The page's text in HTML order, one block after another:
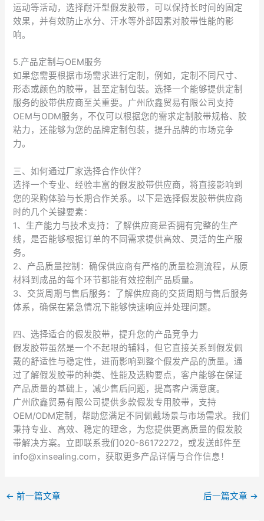
运动等活动，选择耐汗型假发胶带，可以保持长时间的固定
效果，并有效防止水分、汗水等外部因素对胶带性能的影
响。
5.产品定制与OEM服务
如果您需要根据市场需求进行定制，例如，定制不同尺寸、
形态或颜色的胶带，甚至定制包装。选择一个能够提供定制
服务的胶带供应商至关重要。广州欣鑫贸易有限公司支持
OEM与ODM服务，不仅可以根据您的需求定制胶带规格、胶
粘力，还能够为您的品牌定制包装，提升品牌的市场竞争
力。
三、如何通过厂家选择合作伙伴？
选择一个专业、经验丰富的假发胶带供应商，将直接影响到
您的采购体验与长期合作关系。以下是选择假发胶带供应商
时的几个关键要素：
1、生产能力与技术支持：了解供应商是否拥有完整的生产
线，是否能够根据订单的不同需求提供高效、灵活的生产服
务。
2、产品质量控制：确保供应商有严格的质量检测流程，从原
材料到成品的每个环节都能有效控制产品质量。
3、交货周期与售后服务：了解供应商的交货周期与售后服务
体系，确保在紧急情况下能够快速响应并处理问题。
四、选择适合的假发胶带，提升您的产品竞争力
假发胶带虽然是一个不起眼的辅料，但它直接关系到假发佩
戴的舒适性与稳定性，进而影响到整个假发产品的质量。通
过了解假发胶带的种类、性能及选购要点，客户能够在保证
产品质量的基础上，减少售后问题，提高客户满意度。
广州欣鑫贸易有限公司提供多款假发专用胶带，支持
OEM/ODM定制，帮助您满足不同佩戴场景与市场需求。我们
秉持专业、高效、稳定的理念，为您提供更高质量的假发胶
带解决方案。立即联系我们020-86172272，或发送邮件至
info@xinsealing.com，获取更多产品详情与合作信息！
← 前一篇文章 后一篇文章 →